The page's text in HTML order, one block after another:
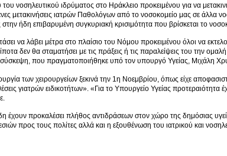
νοσηλευτικού ιδρύματος στο Ηράκλειο προκειμένου για να
μετακινήσεις ιατρών Παθολόγων από το νοσοκομείο μας σε άλλα
ήδη επιβαρυμένη συγκυριακή κρισιμότητα που βρίσκεται το
να λάβει μέτρα στο πλαίσιο του Νόμου προκειμένου όλοι να
δεν θα σταματήσει με τις πράξεις ή τις παραλείψεις του την ομαλή
που πραγματοποιήθηκε υπό τον υπουργό Υγείας, Μιχάλη
των χειρουργείων ξεκινά την 1η Νοεμβρίου, όπως είχε
γιατρών ειδικοτήτων». «Για το Υπουργείο Υγείας προτεραιότητα
προκαλέσει πλήθος αντιδράσεων στον χώρο της δημόσιας
προς τους πολίτες αλλά και η εξουθένωση του ιατρικού και